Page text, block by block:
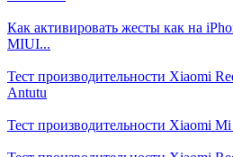
Как активировать жесты как на
MIUI...
Тест производительности Xiaomi
Antutu
Тест производительности Xiaomi